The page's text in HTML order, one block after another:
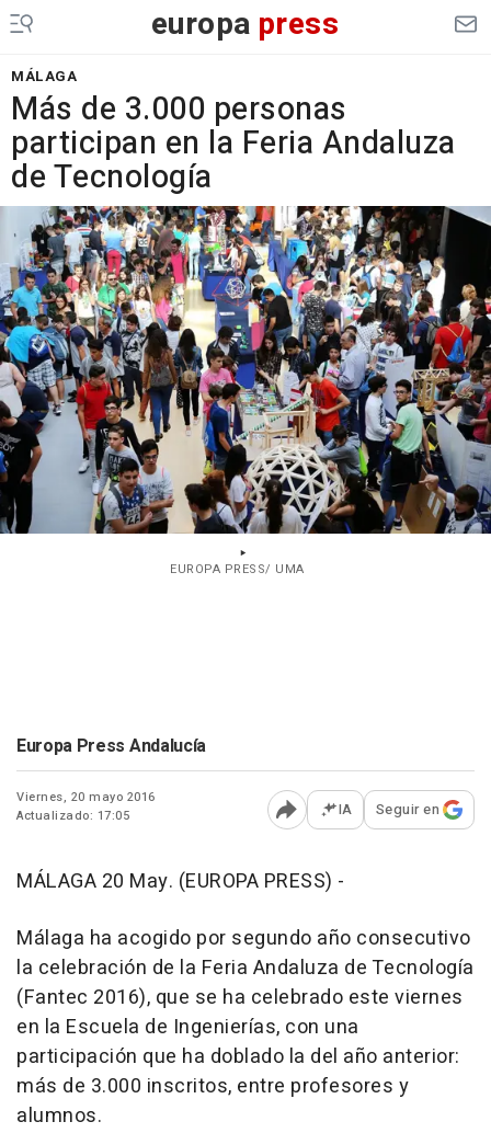
europa press
MÁLAGA
Más de 3.000 personas
participan en la Feria Andaluza
de Tecnología
EUROPA PRESS/ UMA
Europa Press Andalucía
Viernes, 20 mayo 2016
Actualizado: 17:05
Abrir opciones para
IA Seguir en
MÁLAGA 20 May. (EUROPA PRESS) -
Málaga ha acogido por segundo año consecutivo
la celebración de la Feria Andaluza de Tecnología
(Fantec 2016), que se ha celebrado este viernes
en la Escuela de Ingenierías, con una
participación que ha doblado la del año anterior:
más de 3.000 inscritos, entre profesores y
alumnos.